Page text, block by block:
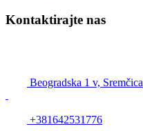
Kontaktirajte nas
Beogradska 1 v, Sremčica
+381642531776